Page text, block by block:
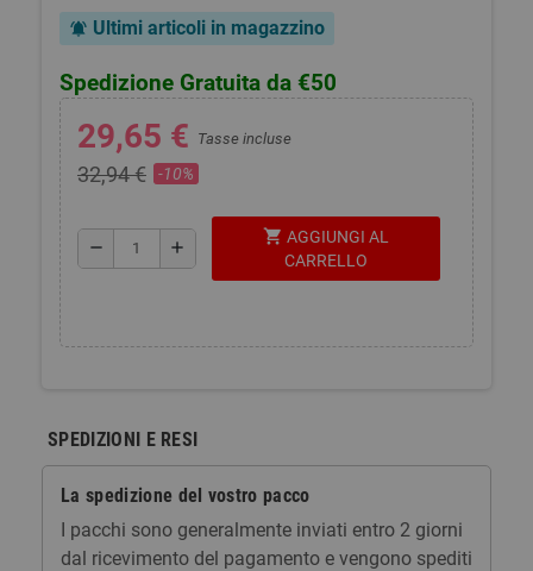
notifications_active Ultimi articoli in magazzino
Spedizione Gratuita da €50
29,65 € Tasse incluse
32,94 € -10%
remove add
shopping_cart AGGIUNGI AL
CARRELLO
SPEDIZIONI E RESI
La spedizione del vostro pacco
I pacchi sono generalmente inviati entro 2 giorni
dal ricevimento del pagamento e vengono spediti